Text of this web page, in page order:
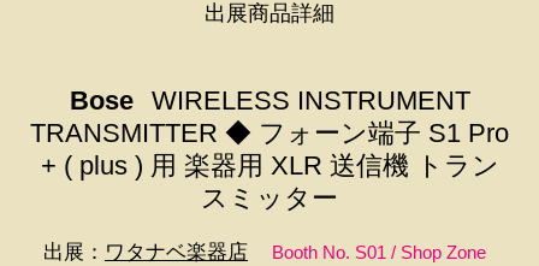
出展商品詳細
Bose
WIRELESS INSTRUMENT
TRANSMITTER ◆ フォーン端子 S1 Pro
+ ( plus ) 用 楽器用 XLR 送信機 トラン
スミッター
出展： ワタナベ楽器店 Booth No. S01 / Shop Zone